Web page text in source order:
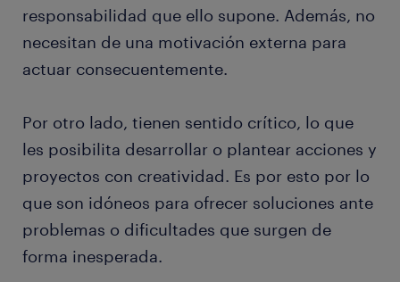
responsabilidad que ello supone. Además, no
necesitan de una motivación externa para
actuar consecuentemente.
Por otro lado, tienen sentido crítico, lo que
les posibilita desarrollar o plantear acciones y
proyectos con creatividad. Es por esto por lo
que son idóneos para ofrecer soluciones ante
problemas o dificultades que surgen de
forma inesperada.